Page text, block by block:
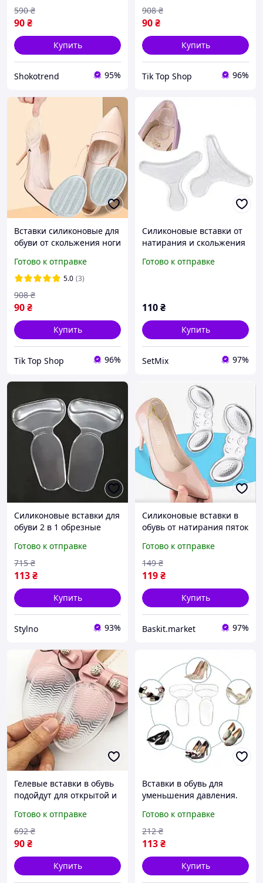
90₴
590 ₴
Купить
Shokotrend 95%
90₴
908 ₴
Купить
Tik Top Shop 96%
Вставки силиконовые для
обуви от скольжения ноги
полустельки прозрачные
в туфли
Готово к отправке
5.0 (3)
90₴
908 ₴
Купить
Tik Top Shop 96%
Силиконовые вставки от
натирания и скольжения
обуви (прозрачные, 2шт)
Готово к отправке
110₴
Купить
SetMix 97%
Силиконовые вставки для
обуви 2 в 1 обрезные
подпяточники в обувь
для уменьшения
давления
Готово к отправке
113₴
715 ₴
Купить
Stylno 93%
Силиконовые вставки в
обувь от натирания пяток
Готово к отправке
119₴
149 ₴
Купить
Baskit.market 97%
Гелевые вставки в обувь
подойдут для открытой и
(босоножки, туфли, туфли
с открытым носком
Готово к отправке
90₴
692 ₴
Купить
Вставки в обувь для
уменьшения давления.
подпяточники для обуви
2 в 1 обрезные
прозрачные
Готово к отправке
113₴
212 ₴
Купить